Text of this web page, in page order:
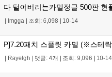
다 털어버리는카밀정글 500판 현
Imgga 조회: 6,098 10-14
P]7.20패치 스플릿 카밀 (※스테
Rayelgh 댓글: 4개 조회: 9,096 10-14